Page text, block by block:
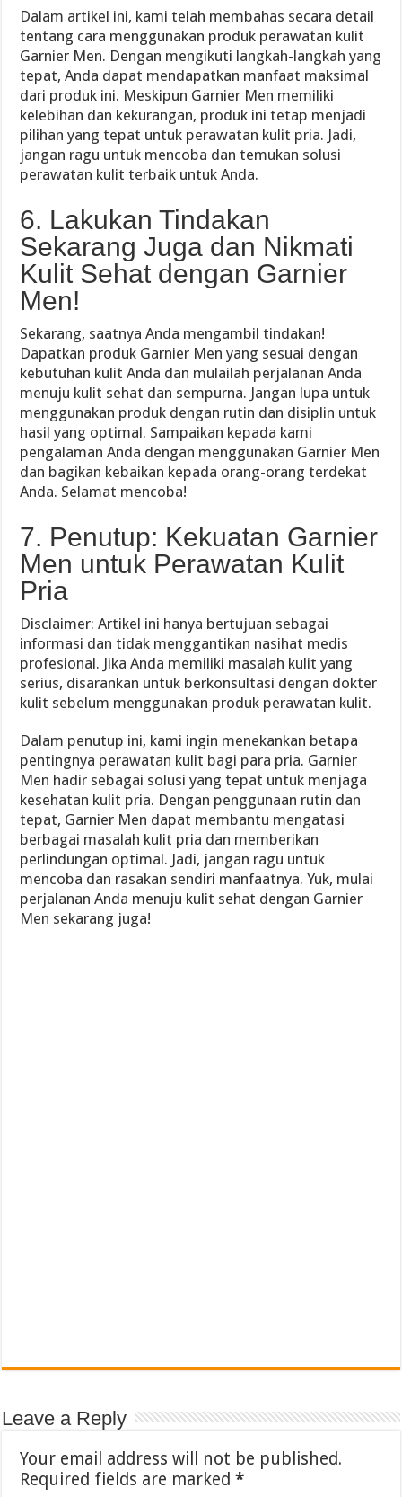
Dalam artikel ini, kami telah membahas secara detail
tentang cara menggunakan produk perawatan kulit
Garnier Men. Dengan mengikuti langkah-langkah yang
tepat, Anda dapat mendapatkan manfaat maksimal
dari produk ini. Meskipun Garnier Men memiliki
kelebihan dan kekurangan, produk ini tetap menjadi
pilihan yang tepat untuk perawatan kulit pria. Jadi,
jangan ragu untuk mencoba dan temukan solusi
perawatan kulit terbaik untuk Anda.
6. Lakukan Tindakan
Sekarang Juga dan Nikmati
Kulit Sehat dengan Garnier
Men!
Sekarang, saatnya Anda mengambil tindakan!
Dapatkan produk Garnier Men yang sesuai dengan
kebutuhan kulit Anda dan mulailah perjalanan Anda
menuju kulit sehat dan sempurna. Jangan lupa untuk
menggunakan produk dengan rutin dan disiplin untuk
hasil yang optimal. Sampaikan kepada kami
pengalaman Anda dengan menggunakan Garnier Men
dan bagikan kebaikan kepada orang-orang terdekat
Anda. Selamat mencoba!
7. Penutup: Kekuatan Garnier
Men untuk Perawatan Kulit
Pria
Disclaimer: Artikel ini hanya bertujuan sebagai
informasi dan tidak menggantikan nasihat medis
profesional. Jika Anda memiliki masalah kulit yang
serius, disarankan untuk berkonsultasi dengan dokter
kulit sebelum menggunakan produk perawatan kulit.
Dalam penutup ini, kami ingin menekankan betapa
pentingnya perawatan kulit bagi para pria. Garnier
Men hadir sebagai solusi yang tepat untuk menjaga
kesehatan kulit pria. Dengan penggunaan rutin dan
tepat, Garnier Men dapat membantu mengatasi
berbagai masalah kulit pria dan memberikan
perlindungan optimal. Jadi, jangan ragu untuk
mencoba dan rasakan sendiri manfaatnya. Yuk, mulai
perjalanan Anda menuju kulit sehat dengan Garnier
Men sekarang juga!
Leave a Reply
Your email address will not be published.
Required fields are marked*